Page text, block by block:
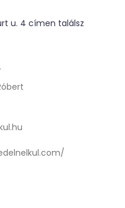
u. 4 címen találsz